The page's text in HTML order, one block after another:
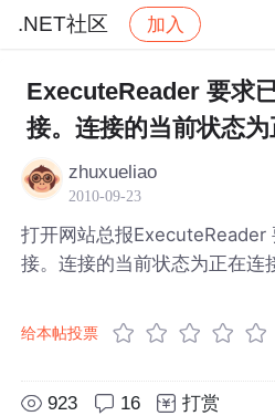
.NET社区 加入
社区 .NET社区 帖子详情
ExecuteReader 要求
接。连接的当前状态为
zhuxueliao
2010-09-23
打开网站总报ExecuteReader
接。连接的当前状态为正在连
给本帖投票
923 16 打赏